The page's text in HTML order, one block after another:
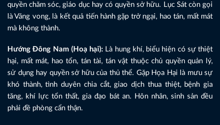
quyền chăm sóc, giáo dục hay có quyền sở hữu. Lục Sát còn gọi
là Vãng vong, là kết quả tiến hành gặp trở ngại, hao tán, mất mát
mà không thành.
Hướng Đông Nam (Hoạ hại): Là hung khí, biểu hiện có sự thiệt
hại, mất mát, hao tổn, tán tài, tán vật thuộc chủ quyền quản lý,
sử dụng hay quyền sở hữu của thủ thể. Gặp Họa Hại là mưu sự
khó thành, tình duyên chia cắt, giao dịch thua thiệt, bệnh gia
tăng, khí lực tổn thất, gia đạo bát an. Hôn nhân, sinh sản đều
phải đề phòng cẩn thận.